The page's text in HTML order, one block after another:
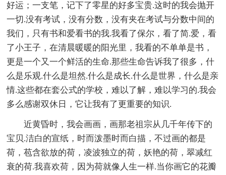
好运；一支笔，记下了零星的好多宝贵.这时的我会抛开
一切.没有考试，没有分数，没有夹在考试与分数中间的
我们，只有书和爱看书的我.我看了保尔，看了简.爱，看
了小王子，在清晨暖暖的阳光里，我看的不单单是书，
更是一个又一个鲜活的生命.那些生命告诉我了很多，什
么是乐观.什么是坦然.什么是成长.什么是世界，什么是亲
情.这些都在套公式的学校，难以了解，难以学习的.我会
多么感谢双休日，它让我有了更重要的知识.
近黄昏时，我会画画，画那老祖宗从几千年传下的
宝贝.洁白的宣纸，时而泼墨时而白描，不过画的都是
荷，苞含欲放的荷，凌波独立的荷，妖艳的荷，翠减红
衰的荷.我喜欢荷，因为荷就像人生一样.当你画它的花瓣